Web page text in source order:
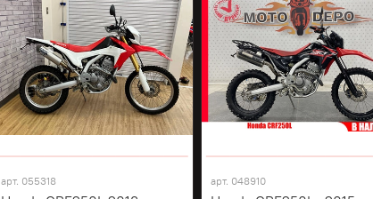
арт. 055318 арт. 048910